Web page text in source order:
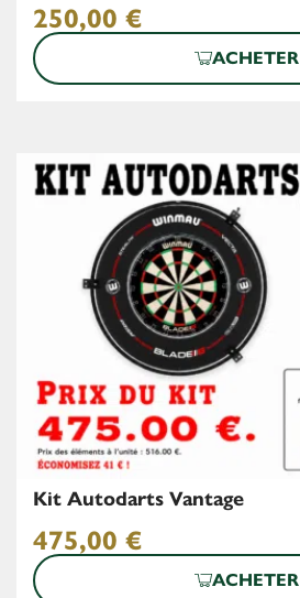
250,00 €
ACHETER
Kit Autodarts Vantage
475,00 €
ACHETER